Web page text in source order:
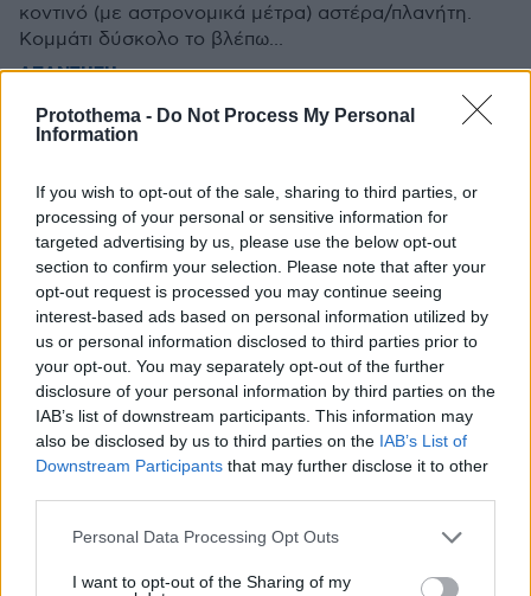
Protothema - Do Not Process My Personal
Information
If you wish to opt-out of the sale, sharing to third parties, or
processing of your personal or sensitive information for
targeted advertising by us, please use the below opt-out
section to confirm your selection. Please note that after your
opt-out request is processed you may continue seeing
interest-based ads based on personal information utilized by
us or personal information disclosed to third parties prior to
your opt-out. You may separately opt-out of the further
disclosure of your personal information by third parties on the
IAB’s list of downstream participants. This information may
also be disclosed by us to third parties on the IAB’s List of
Downstream Participants that may further disclose it to other
Please note that this website/app uses one or more Google
not limited to your visit or usage behaviour. You may click to
Personal Data Processing Opt Outs
I want to opt-out of the Sharing of my
κοντινό (με αστρονομικά μέτρα) αστέρα/πλανήτη.
Κομμάτι δύσκολο το βλέπω...
ΑΠΑΝΤΗΣΗ
nomore
Πάντα ήταν συναρπαστικό το άπειρο. Πριν τις
τακτικες πια αναφορές για επαφή με εξωγήινους
πολιτισμούς, έχει ξεκινησει μια πληθώρα τέτοιων
αναφορών που εμπεριέχουν τέτοιες επιστημονικές
αναφορές που δεν είναι δυνατόν ακόμη και από
αστροφυσικούς να διαψευθούν πόσο μάλλον από
εμάς. Προσωπική εντύπωση είναι ότι οφείλονται σε
χρηματοδοτήσεις που πάνε να χαθούν. Σε λίγο καιρό
θα δούμε μέσω ΑΙ τι θεωρίες αυτές με.... εικόνα....
ΑΠΑΝΤΗΣΗ
ΥΔΡΑΥΛΙΚΟΣ
11.05.2026, 13:28
Ελλήνων Αινστάιν, Αστροφυσικών,κλπ. Ελλήνων